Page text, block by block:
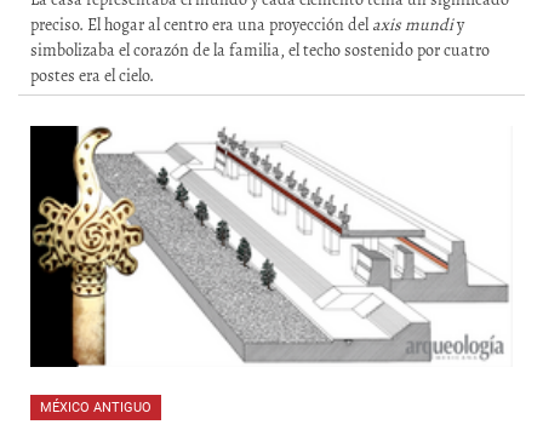
preciso. El hogar al centro era una proyección del axis mundiy
simbolizaba el corazón de la familia, el techo sostenido por cuatro
postes era el cielo.
MÉXICO ANTIGUO